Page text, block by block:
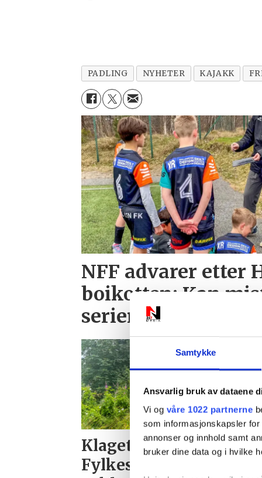
Samtykke
Ansvarlig bruk av dataene
Vi og våre 1022 partnerne
som informasjonskapsler
annonser og innhold samt
bruker dine data og i hvilke
PADLING NYHETER KAJAKK
NFF advarer etter
boikotten: Kan
serien
Klaget på dårlig sikt.
Fylkeskommunen